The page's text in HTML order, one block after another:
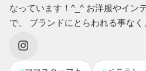
なっています！^_^ お洋服やイン
で、 ブランドにとらわれる事なく
切にしてきました。 ユナイテッ
年。 たくさんの事を経験、学ば
D X活動をはじめました。 今では